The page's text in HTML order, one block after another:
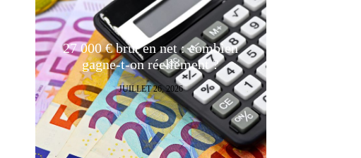
27 000 € brut en net : combien
gagne-t-on réellement ?
JUILLET 26, 2026